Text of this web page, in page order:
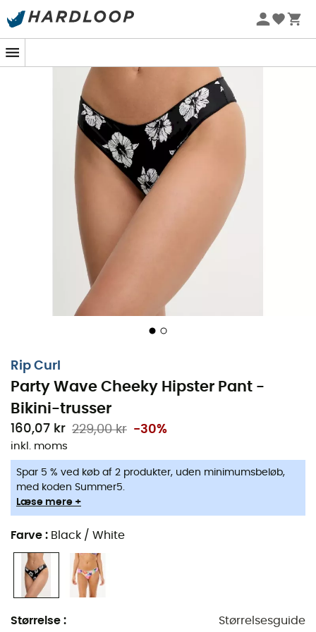
-5% Extra - Kode Summer5
Rip Curl
Party Wave Cheeky Hipster Pant -
Bikini-trusser
160,07 kr 229,00 kr -30%
inkl. moms
Spar 5 % ved køb af 2 produkter, uden minimumsbeløb,
med koden Summer5.
Læse mere +
Farve : Black / White
Størrelse : Størrelsesguide
Klar til at fange sommerens bølger med elegance?
Party Wave Cheeky Hipster bikini-trussernefraRip
Curl er din ideelle partner til at forvandle dine dage på
stranden. Med sine
diskret feminint touch, samtidig med at de tilbyder en
forførende pasform, der harmonisk fremhæver din
silhuet.
Omhyggeligt designet, kombinerer disse bikini-trusser
ud. Det diskret placerede metal-logo fra Rip Curl tilføjer